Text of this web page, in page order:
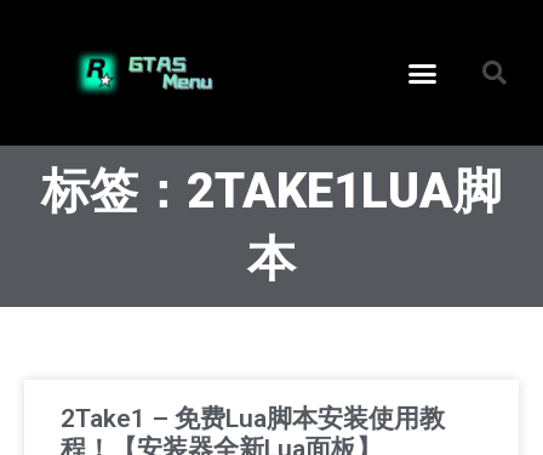
标签：2TAKE1LUA脚
本
2Take1 – 免费Lua脚本安装使用教
程！【安装器全新Lua面板】